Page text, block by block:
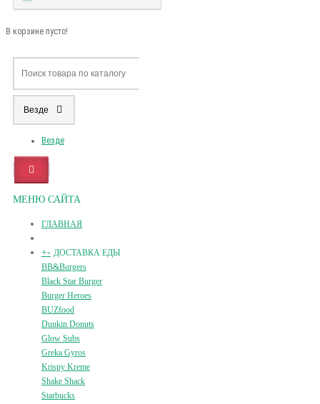
В корзине пусто!
Везде
Везде
МЕНЮ САЙТА
ГЛАВНАЯ
+- ДОСТАВКА ЕДЫ
BB&Burgers
Black Star Burger
Burger Heroes
BUZfood
Dunkin Donuts
Glow Subs
Greka Gyros
Krispy Kreme
Shake Shack
Starbucks